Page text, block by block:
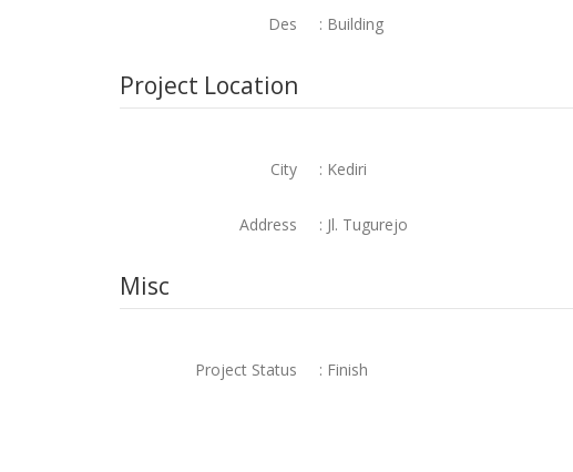
Des : Building
Project Location
City : Kediri
Address : Jl. Tugurejo
Misc
Project Status : Finish